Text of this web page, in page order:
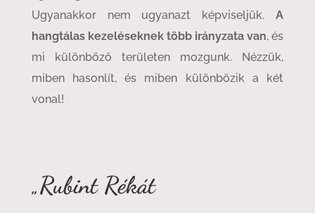
Ugyanakkor nem ugyanazt képviseljük.A
hangtálas kezeléseknek több irányzata van, és
mi különböző területen mozgunk. Nézzük,
miben hasonlít, és miben különbözik a két
vonal!
„Rubint Rékát